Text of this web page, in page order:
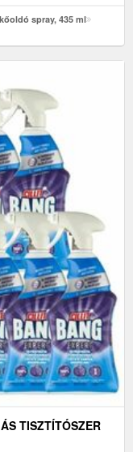
spray, 435 ml
TISZTÍTÓSZER